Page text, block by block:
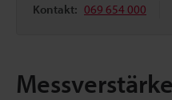
Kontakt: 069 654 000